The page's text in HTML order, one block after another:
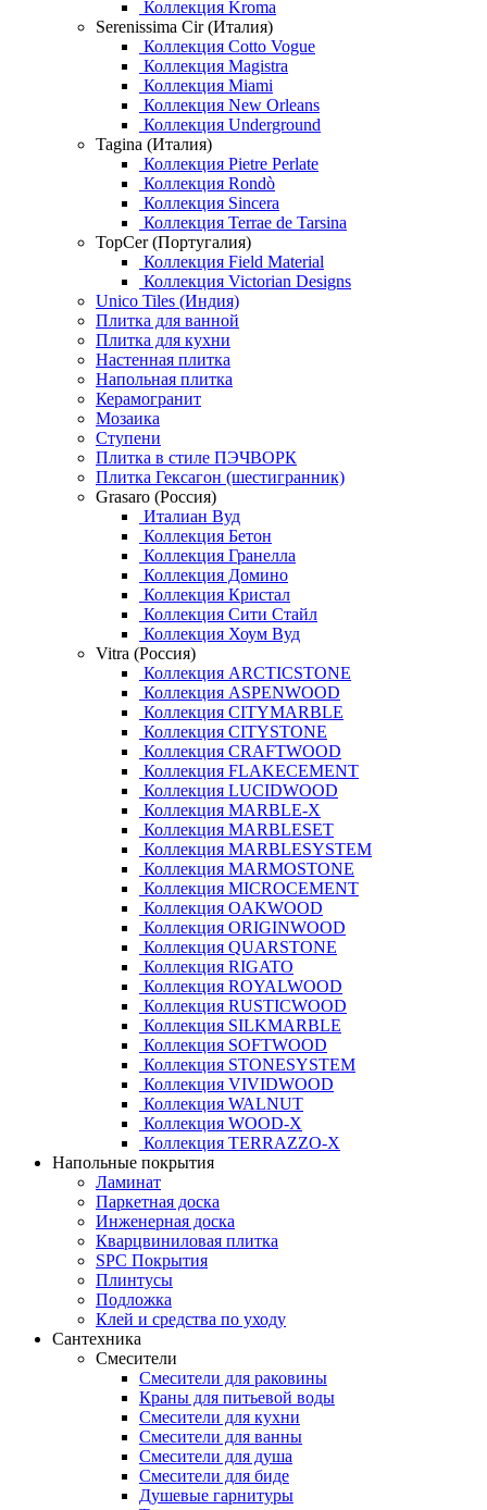
Коллекция Kroma
Serenissima Cir (Италия)
Коллекция Cotto Vogue
Коллекция Magistra
Коллекция Miami
Коллекция New Orleans
Коллекция Underground
Tagina (Италия)
Коллекция Pietre Perlate
Коллекция Rondò
Коллекция Sincera
Коллекция Terrae de Tarsina
TopCer (Португалия)
Коллекция Field Material
Коллекция Victorian Designs
Unico Tiles (Индия)
Плитка для ванной
Плитка для кухни
Настенная плитка
Напольная плитка
Керамогранит
Мозаика
Ступени
Плитка в стиле ПЭЧВОРК
Плитка Гексагон (шестигранник)
Grasaro (Россия)
Италиан Вуд
Коллекция Бетон
Коллекция Гранелла
Коллекция Домино
Коллекция Кристал
Коллекция Сити Стайл
Коллекция Хоум Вуд
Vitra (Россия)
Коллекция ARCTICSTONE
Коллекция ASPENWOOD
Коллекция CITYMARBLE
Коллекция CITYSTONE
Коллекция CRAFTWOOD
Коллекция FLAKECEMENT
Коллекция LUCIDWOOD
Коллекция MARBLE-X
Коллекция MARBLESET
Коллекция MARBLESYSTEM
Коллекция MARMOSTONE
Коллекция MICROCEMENT
Коллекция OAKWOOD
Коллекция ORIGINWOOD
Коллекция QUARSTONE
Коллекция RIGATO
Коллекция ROYALWOOD
Коллекция RUSTICWOOD
Коллекция SILKMARBLE
Коллекция SOFTWOOD
Коллекция STONESYSTEM
Коллекция VIVIDWOOD
Коллекция WALNUT
Коллекция WOOD-X
Коллекция ТЕRRАZZO-X
Напольные покрытия
Ламинат
Паркетная доска
Инженерная доска
Кварцвиниловая плитка
SPC Покрытия
Плинтусы
Подложка
Клей и средства по уходу
Сантехника
Смесители
Смесители для раковины
Краны для питьевой воды
Смесители для кухни
Смесители для ванны
Смесители для душа
Смесители для биде
Душевые гарнитуры